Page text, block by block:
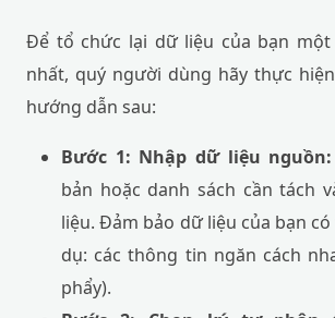
Để tổ chức lại dữ liệu của bạn một
nhất, quý người dùng hãy thực
hướng dẫn sau:
Bước 1: Nhập dữ liệu nguồn:
bản hoặc danh sách cần tách
liệu. Đảm bảo dữ liệu của bạn
dụ: các thông tin ngăn cách
phẩy).